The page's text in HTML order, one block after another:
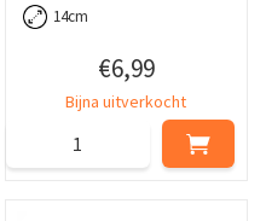
14cm
€6,99
Bijna uitverkocht